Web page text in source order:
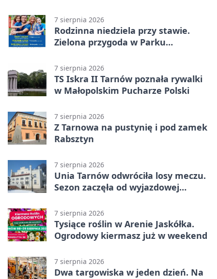
7 sierpnia 2026
Rodzinna niedziela przy stawie.
Zielona przygoda w Parku
7 sierpnia 2026
TS Iskra II Tarnów poznała rywalki
w Małopolskim Pucharze Polski
7 sierpnia 2026
Z Tarnowa na pustynię i pod zamek
Rabsztyn
7 sierpnia 2026
Unia Tarnów odwróciła losy meczu.
Sezon zaczęła od wyjazdowej
7 sierpnia 2026
Tysiące roślin w Arenie Jaskółka.
Ogrodowy kiermasz już w weekend
7 sierpnia 2026
Dwa targowiska w jeden dzień. Na